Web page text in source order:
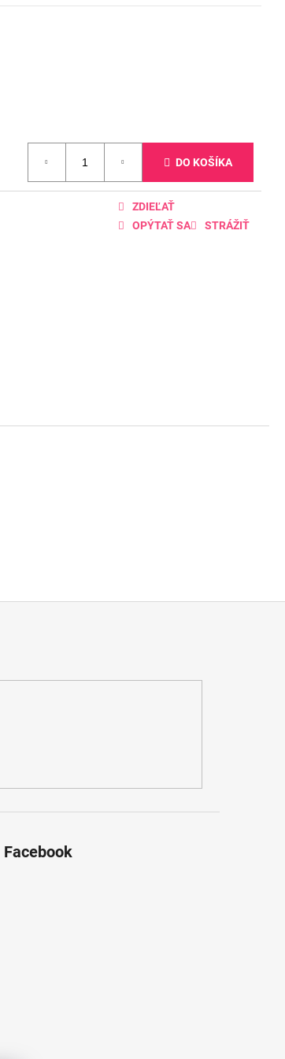
DO KOŠÍKA
OPÝTAŤ SA STRÁŽIŤ
ZDIEĽAŤ
Facebook